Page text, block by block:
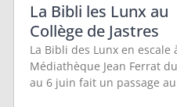
La Bibli les Lunx au
Collège de Jastres
La Bibli des Lunx en escale
Médiathèque Jean Ferrat
au 6 juin fait un passage au